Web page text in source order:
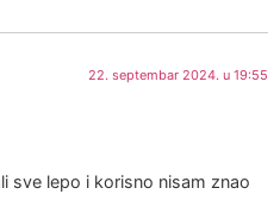
22. septembar 2024. u 19:55
sve lepo i korisno nisam znao